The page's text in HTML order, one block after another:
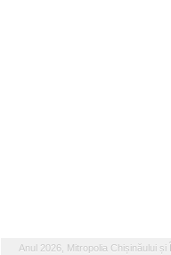
Anul 2026, Mitropolia Chișinăului